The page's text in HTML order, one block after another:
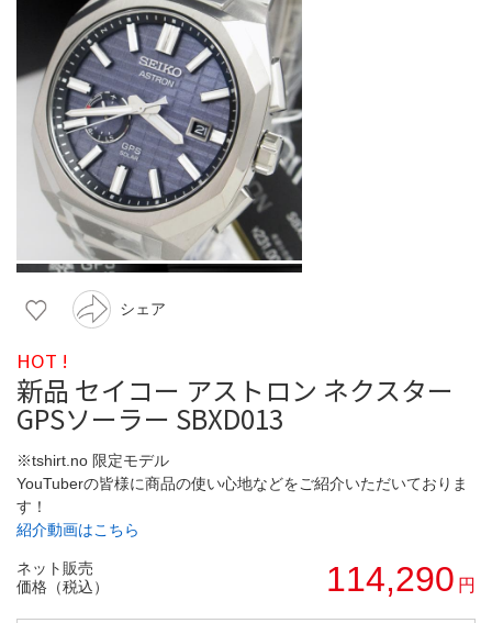
シェア
HOT !
新品 セイコー アストロン ネクスター
GPSソーラー SBXD013
※tshirt.no 限定モデル
YouTuberの皆様に商品の使い心地などをご紹介いただいておりま
す！
紹介動画はこちら
ネット販売
価格（税込）
114,290 円